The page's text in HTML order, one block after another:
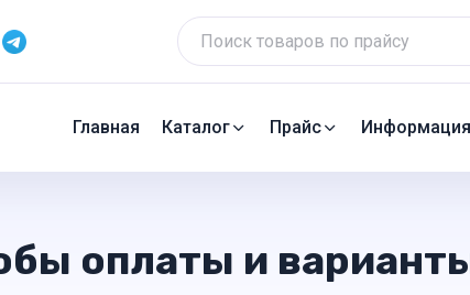
Главная Каталог Прайс Информация
оплаты и